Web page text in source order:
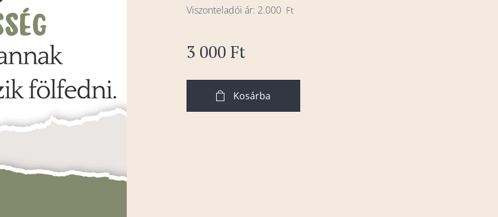
Viszonteladói ár: 2.000 Ft
3 000 Ft
Kosárba